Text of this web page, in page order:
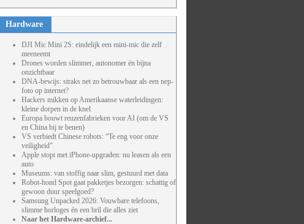
Hardware
DJI Mic Mini 2S: eindelijk een mini-mic die zelf
meeneemt
Drones worden slimmer, autonomer én bijna
onzichtbaar
DNA-bewijs: straks net zo betrouwbaar als een nep-
foto op internet?
Hackers mikken op Amerikaanse waterleidingen:
kleine dorpen in de knel
Europa bouwt reuzenfabrieken voor AI (om de VS
en China bij te benen)
VS verbiedt Chinese robots: “Te eng voor onze
veiligheid”
Apple stopt met iPhone-upgraden: nu leasen als een
auto
Museums: van stoffig naar slim, gestuurd met data
Robot-hond Spot gaat pakketjes bezorgen: schattig of
gewoon duur speelgoed?
Samsung Unpacked 2026: Vouwbare telefoons,
slimme horloges én een bril die alles ziet
Naar het Hardware-archief...